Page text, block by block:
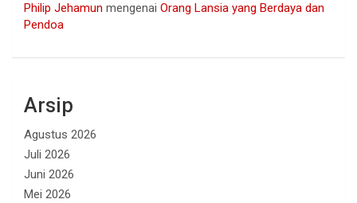
Philip Jehamun mengenai Orang Lansia yang Berdaya dan
Pendoa
Arsip
Agustus 2026
Juli 2026
Juni 2026
Mei 2026